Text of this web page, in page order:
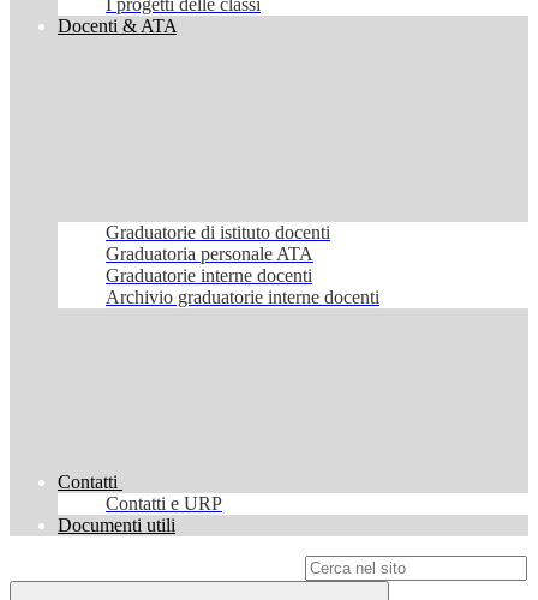
I progetti delle classi
Docenti & ATA
Graduatorie di istituto docenti
Graduatoria personale ATA
Graduatorie interne docenti
Archivio graduatorie interne docenti
Contatti
Contatti e URP
Documenti utili